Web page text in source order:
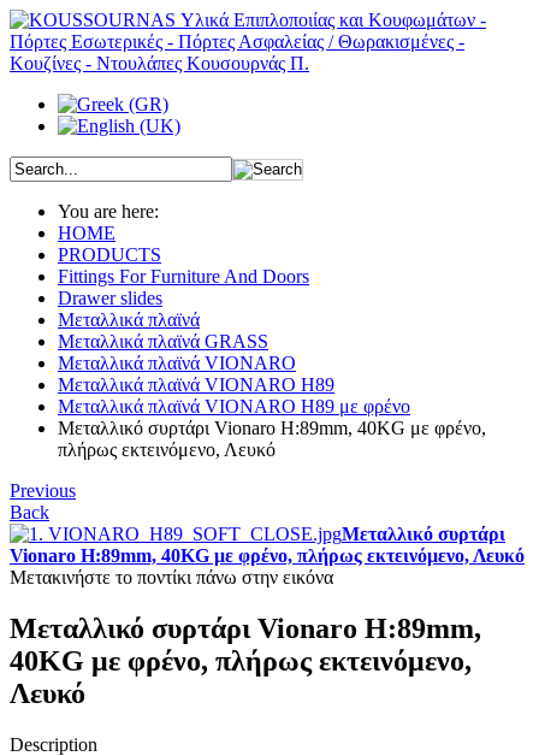
You are here:
HOME
PRODUCTS
Fittings For Furniture And Doors
Drawer slides
Μεταλλικά πλαϊνά
Μεταλλικά πλαϊνά GRASS
Μεταλλικά πλαϊνά VIONARO
Μεταλλικά πλαϊνά VIONARO H89
Μεταλλικά πλαϊνά VIONARO H89 με φρένο
Μεταλλικό συρτάρι Vionaro H:89mm, 40KG με φρένο,
πλήρως εκτεινόμενο, Λευκό
Previous
Back
Μεταλλικό συρτάρι
Vionaro H:89mm, 40KG με φρένο, πλήρως εκτεινόμενο, Λευκό
Μετακινήστε το ποντίκι πάνω στην εικόνα
Μεταλλικό συρτάρι Vionaro H:89mm,
40KG με φρένο, πλήρως εκτεινόμενο,
Λευκό
Description